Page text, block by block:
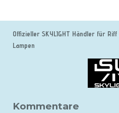
Offizieller SKYLIGHT Händler für
Lampen
Kommentare